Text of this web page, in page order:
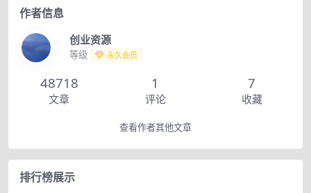
作者信息
创业资源
等级 永久会员
48718
文章
1
评论
7
收藏
查看作者其他文章
排行榜展示